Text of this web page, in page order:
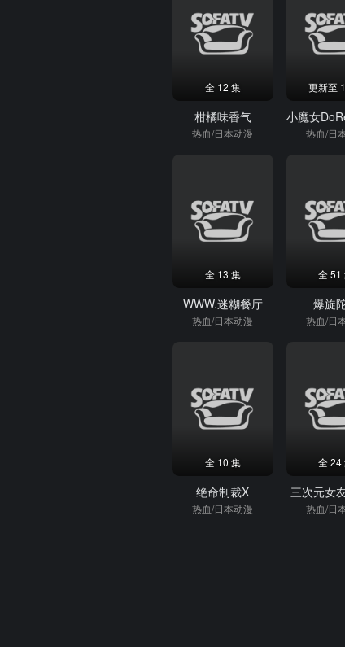
全 12 集
柑橘味香气
热血/日本动漫
更新至
热血/日
全 13 集
WWW.迷糊餐厅
热血/日本动漫
全 51
爆旋
热血/日
全 10 集
绝命制裁X
热血/日本动漫
全 24
三次元女
热血/日